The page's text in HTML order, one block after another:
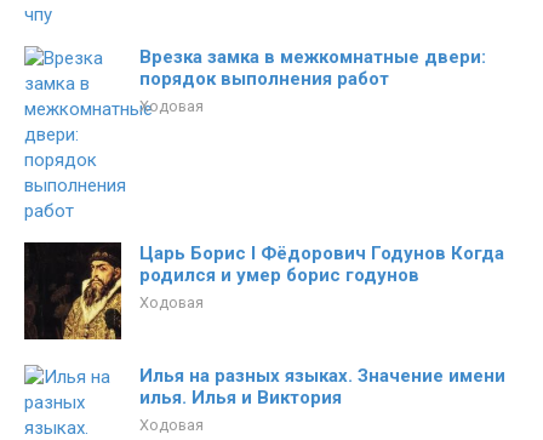
Врезка замка в межкомнатные двери:
порядок выполнения работ
Ходовая
Царь Борис I Фёдорович Годунов Когда
родился и умер борис годунов
Ходовая
Илья на разных языках. Значение имени
илья. Илья и Виктория
Ходовая